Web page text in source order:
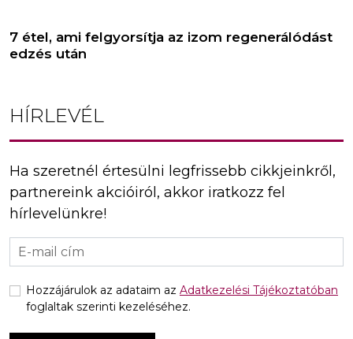
7 étel, ami felgyorsítja az izom regenerálódást
edzés után
HÍRLEVÉL
Ha szeretnél értesülni legfrissebb cikkjeinkről,
partnereink akcióiról, akkor iratkozz fel
hírlevelünkre!
Hozzájárulok az adataim az Adatkezelési Tájékoztatóban
foglaltak szerinti kezeléséhez.